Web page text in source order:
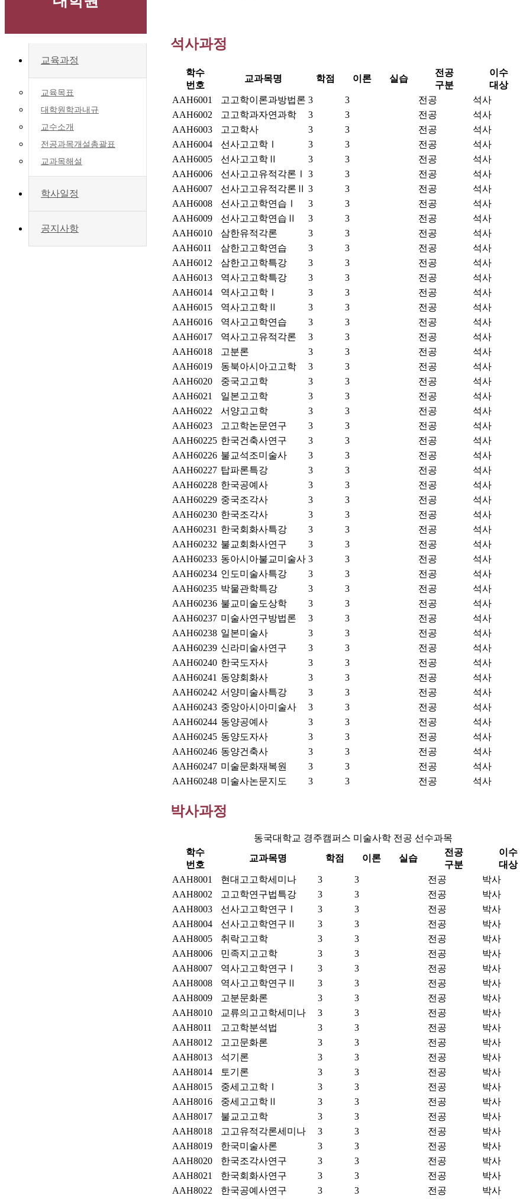
교육과정
교육목표
대학원학과내규
교수소개
전공과목개설총괄표
교과목해설
학사일정
공지사항
석사과정
학수
번호
교과목명 학점 이론 실습
전공
구분
이수
대상
AAH6001
고고학이론과방법론 3 3 전공
석사
AAH6002
고고학과자연과학 3 3 전공
석사
AAH6003
고고학사 3 3 전공
석사
AAH6004
선사고고학Ⅰ 3 3 전공
석사
AAH6005
선사고고학Ⅱ 3 3 전공
석사
AAH6006
선사고고유적각론Ⅰ 3 3 전공
석사
AAH6007
선사고고유적각론Ⅱ 3 3 전공
석사
AAH6008
선사고고학연습Ⅰ 3 3 전공
석사
AAH6009
선사고고학연습Ⅱ 3 3 전공
석사
AAH6010
삼한유적각론 3 3 전공
석사
AAH6011
삼한고고학연습 3 3 전공
석사
AAH6012
삼한고고학특강 3 3 전공
석사
AAH6013
역사고고학특강 3 3 전공
석사
AAH6014
역사고고학Ⅰ 3 3 전공
석사
AAH6015
역사고고학Ⅱ 3 3 전공
석사
AAH6016
역사고고학연습 3 3 전공
석사
AAH6017
역사고고유적각론 3 3 전공
석사
AAH6018
고분론 3 3 전공
석사
AAH6019
동북아시아고고학 3 3 전공
석사
AAH6020
중국고고학 3 3 전공
석사
AAH6021
일본고고학 3 3 전공
석사
AAH6022
서양고고학 3 3 전공
석사
AAH6023
고고학논문연구 3 3 전공
석사
AAH60225 한국건축사연구 3 3 전공
석사
AAH60226 불교석조미술사 3 3 전공
석사
AAH60227 탑파론특강 3 3 전공
석사
AAH60228 한국공예사 3 3 전공
석사
AAH60229 중국조각사 3 3 전공
석사
AAH60230 한국조각사 3 3 전공
석사
AAH60231 한국회화사특강 3 3 전공
석사
AAH60232 불교회화사연구 3 3 전공
석사
AAH60233 동아시아불교미술사 3 3 전공
석사
AAH60234 인도미술사특강 3 3 전공
석사
AAH60235 박물관학특강 3 3 전공
석사
AAH60236 불교미술도상학 3 3 전공
석사
AAH60237 미술사연구방법론 3 3 전공
석사
AAH60238 일본미술사 3 3 전공
석사
AAH60239 신라미술사연구 3 3 전공
석사
AAH60240 한국도자사 3 3 전공
석사
AAH60241 동양회화사 3 3 전공
석사
AAH60242 서양미술사특강 3 3 전공
석사
AAH60243 중앙아시아미술사 3 3 전공
석사
AAH60244 동양공예사 3 3 전공
석사
AAH60245 동양도자사 3 3 전공
석사
AAH60246 동양건축사 3 3 전공
석사
AAH60247 미술문화재복원 3 3 전공
석사
AAH60248 미술사논문지도 3 3 전공 석사
박사과정
동국대학교 경주캠퍼스 미술사학 전공 선수과목
학수
번호
교과목명 학점 이론 실습
전공
구분
이수
대상
AAH8001
현대고고학세미나 3 3 전공
박사
AAH8002
고고학연구법특강 3 3 전공
박사
AAH8003
선사고고학연구Ⅰ 3 3 전공
박사
AAH8004
선사고고학연구Ⅱ 3 3 전공
박사
AAH8005
취락고고학 3 3 전공
박사
AAH8006
민족지고고학 3 3 전공
박사
AAH8007
역사고고학연구Ⅰ 3 3 전공
박사
AAH8008
역사고고학연구Ⅱ 3 3 전공
박사
AAH8009
고분문화론 3 3 전공
박사
AAH8010
교류의고고학세미나 3 3 전공
박사
AAH8011
고고학분석법 3 3 전공
박사
AAH8012
고고문화론 3 3 전공
박사
AAH8013
석기론 3 3 전공
박사
AAH8014
토기론 3 3 전공
박사
AAH8015
중세고고학Ⅰ 3 3 전공
박사
AAH8016
중세고고학Ⅱ 3 3 전공
박사
AAH8017
불교고고학 3 3 전공
박사
AAH8018
고고유적각론세미나 3 3 전공
박사
AAH8019
한국미술사론 3 3 전공
박사
AAH8020
한국조각사연구 3 3 전공
박사
AAH8021
한국회화사연구 3 3 전공
박사
AAH8022
한국공예사연구 3 3 전공
박사